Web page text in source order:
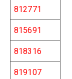
812771
815691
818316
819107